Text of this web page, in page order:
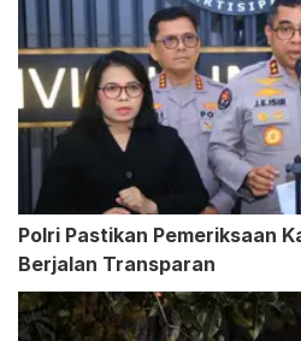
Polri Pastikan Pemeriksaan
Berjalan Transparan